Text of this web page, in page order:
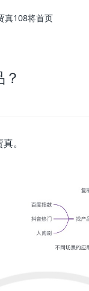
真108将首页
。